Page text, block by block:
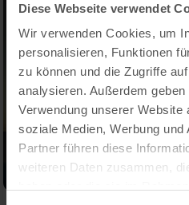
Diese Webseite verwendet
Wir verwenden Cookies, um
personalisieren, Funktionen
zu können und die Zugriffe
analysieren. Außerdem
Verwendung unserer Website
soziale Medien, Werbung
Partner führen diese
weiteren Daten zusammen,